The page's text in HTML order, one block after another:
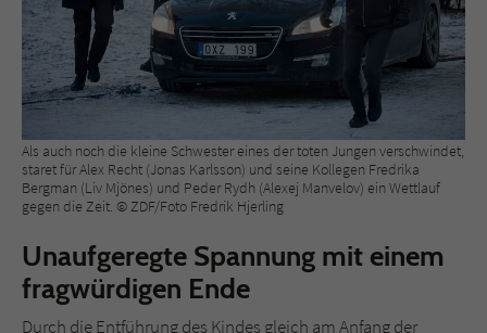
Als auch noch die kleine Schwester eines der toten Jungen verschwindet,
staret für Alex Recht (Jonas Karlsson) und seine Kollegen Fredrika
Bergman (Liv Mjönes) und Peder Rydh (Alexej Manvelov) ein Wettlauf
gegen die Zeit. © ZDF/Foto Fredrik Hjerling
Unaufgeregte Spannung mit einem
fragwürdigen Ende
Durch die Entführung des Kindes gleich am Anfang der